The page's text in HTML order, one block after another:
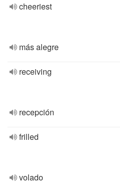
cheeriest
más alegre
receiving
recepción
frilled
volado